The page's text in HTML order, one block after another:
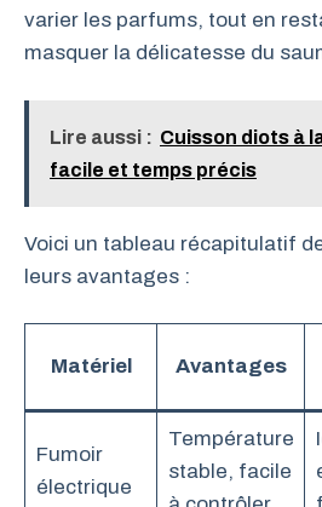
varier les parfums, tout en
masquer la délicatesse du
Lire aussi : Cuisson diots à
facile et temps précis
Voici un tableau récapitulatif
leurs avantages :
Matériel Avantages
Fumoir
électrique
Température
stable, facile